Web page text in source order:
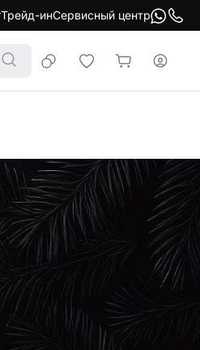
Трейд-инСервисный центр